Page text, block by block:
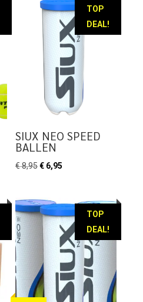
€ 150,00.
€ 102,95.
TOP
DEAL!
SIUX NEO SPEED
BALLEN
€8,95Oorspronkelijke
€ 8,95.
€ 6,95
€ 6,95.
TOP
DEAL!